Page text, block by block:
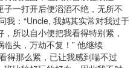
一打开后便滔滔不绝，无所不
我：“Uncle, 我妈其实常对我过于
所以自小便把我看得特别紧，
头，万劫不复！” 他继续
得那么紧，已让我感到喘不过